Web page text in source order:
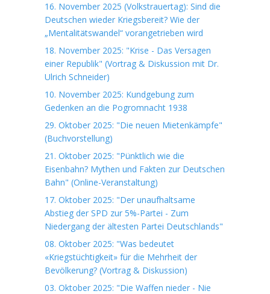
16. November 2025 (Volkstrauertag): Sind die
Deutschen wieder Kriegsbereit? Wie der
„Mentalitätswandel“ vorangetrieben wird
18. November 2025: "Krise - Das Versagen
einer Republik" (Vortrag & Diskussion mit Dr.
Ulrich Schneider)
10. November 2025: Kundgebung zum
Gedenken an die Pogromnacht 1938
29. Oktober 2025: "Die neuen Mietenkämpfe"
(Buchvorstellung)
21. Oktober 2025: "Pünktlich wie die
Eisenbahn? Mythen und Fakten zur Deutschen
Bahn" (Online-Veranstaltung)
17. Oktober 2025: "Der unaufhaltsame
Abstieg der SPD zur 5%-Partei - Zum
Niedergang der ältesten Partei Deutschlands"
08. Oktober 2025: "Was bedeutet
«Kriegstüchtigkeit» für die Mehrheit der
Bevölkerung? (Vortrag & Diskussion)
03. Oktober 2025: "Die Waffen nieder - Nie